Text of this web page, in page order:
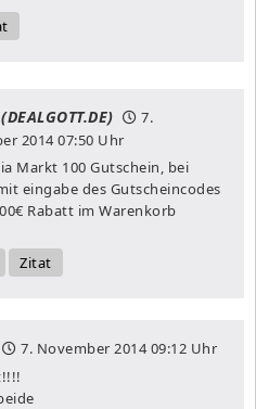
7.
201407:50 Uhr
Markt 100 Gutschein, bei
eingabe des Gutscheincodes
Rabatt im Warenkorb
Zitat
7. November 201409:12 Uhr